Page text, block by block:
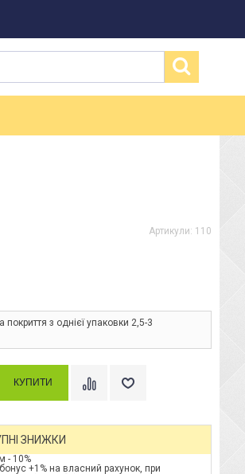
Артикули: 110
з однієї упаковки 2,5-3
ЗНИЖКИ
- 10%
+1% на власний рахунок, при